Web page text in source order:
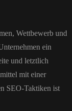
Wettbewerb und
ein
und letztlich
mit einer
SEO-Taktiken ist